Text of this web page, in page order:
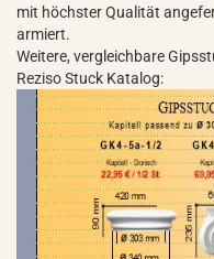
mit höchster Qualität
armiert.
Weitere, vergleichbare
Reziso Stuck Katalog: